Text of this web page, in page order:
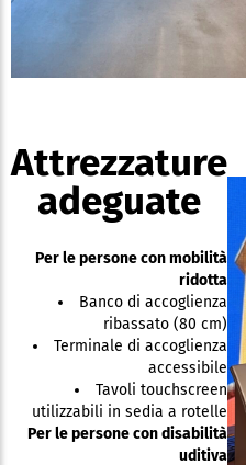
Attrezzature
adeguate
Per le persone con mobilità
ridotta
Banco di accoglienza
ribassato (80 cm)
Terminale di accoglienza
accessibile
Tavoli touchscreen
utilizzabili in sedia a rotelle
Per le persone con disabilità
uditiva